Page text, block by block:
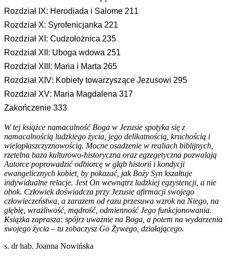
Rozdział IX: Herodiada i Salome 211
Rozdział X: Syrofenicjanka 221
Rozdział XI: Cudzołożnica 235
Rozdział XII: Uboga wdowa 251
Rozdział XIII: Maria i Marta 265
Rozdział XIV: Kobiety towarzyszące Jezusowi 295
Rozdział XV: Maria Magdalena 317
Zakończenie 333
W tej książce namacalność Boga w Jezusie spotyka się z
namacalnością ludzkiego życia, jego delikatnością, kruchością i
wielopłaszczyznowością. Mocne osadzenie w realiach biblijnych,
rzetelna baza kulturowo-historyczna oraz egzegetyczna pozwalają
Autorce poprowadzić odbiorcę w głąb historii i kondycji
ewangelicznych kobiet, by pokazać, jak Boży Syn kszałtuje
indywidualne relacje. Jest On wewnątrz ludzkiej egzystencji, a nie
obok. Człowiek doświadcza przy Jezusie afirmacji swojego
człowieczeństwa, a zarazem od razu przesuwa wzrok na Niego, na
głębię, wrażliwość, mądrość, odmienność Jego funkcjonowania.
Książka zaprasza: spójrz uważnie na Boga, a potem na wydarzenia
swojego życia – tu zobaczysz Go Żywego, działającego.
s. dr hab. Joanna Nowińska